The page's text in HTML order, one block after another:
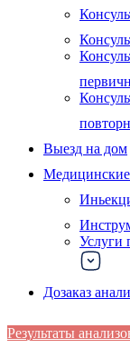
Выезд на дом
Медицинские
Услуги
Дозаказ
Результаты